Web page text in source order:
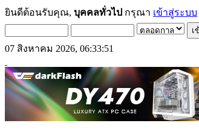
ยินดีต้อนรับคุณ, บุคคลทั่วไป กรุณา เข้าสู่ระบบ
07 สิงหาคม 2026, 06:33:51